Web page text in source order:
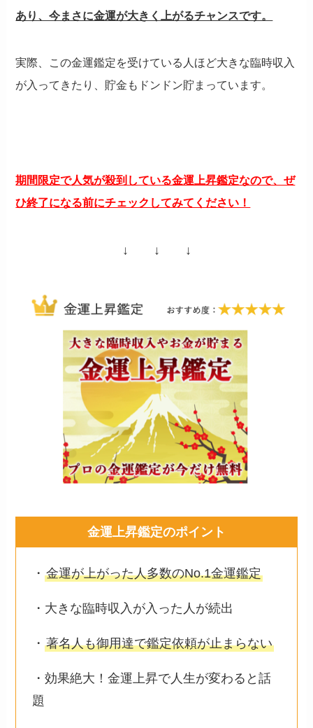
あり、今まさに金運が大きく上がるチャンスです。
実際、この金運鑑定を受けている人ほど大きな臨時収入
が入ってきたり、貯金もドンドン貯まっています。
期間限定で人気が殺到している金運上昇鑑定なので、ぜ
ひ終了になる前にチェックしてみてください！
↓ ↓ ↓
金運上昇鑑定のポイント
・ 金運が上がった人多数のNo.1金運鑑定
・大きな臨時収入が入った人が続出
・ 著名人も御用達で鑑定依頼が止まらない
・効果絶大！金運上昇で人生が変わると話
題